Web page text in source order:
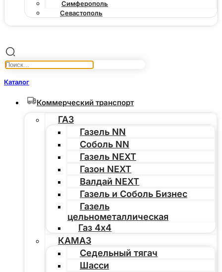
Симферополь
Севастополь
Каталог
Коммерческий транспорт
ГАЗ
Газель NN
Соболь NN
Газель NEXT
Газон NEXT
Валдай NEXT
Газель и Соболь Бизнес
Газель
цельнометаллическая
Газ 4х4
КАМАЗ
Седельный тягач
Шасси